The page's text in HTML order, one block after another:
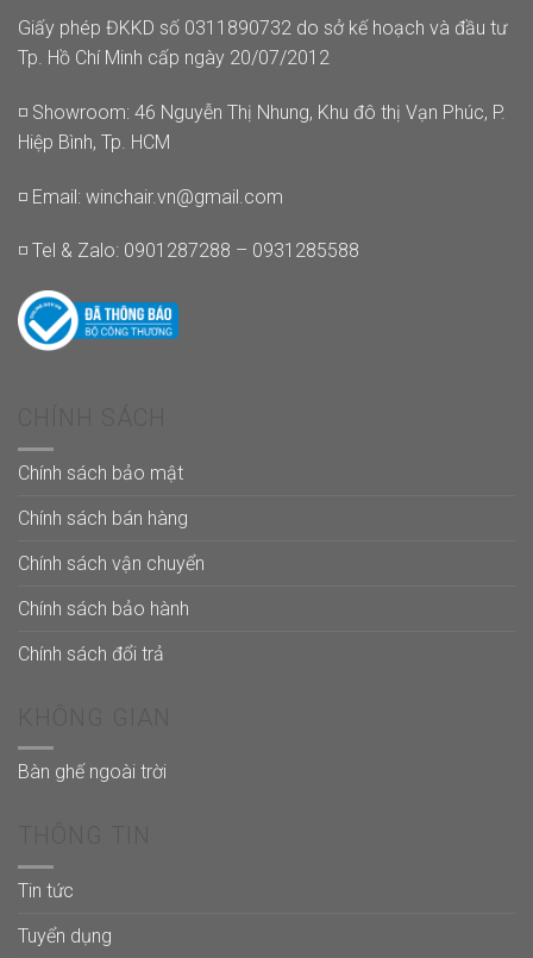
Giấy phép ĐKKD số 0311890732 do sở kế hoạch và đầu tư
Tp. Hồ Chí Minh cấp ngày 20/07/2012
◽ Showroom: 46 Nguyễn Thị Nhung, Khu đô thị Vạn Phúc, P.
Hiệp Bình, Tp. HCM
◽ Email: winchair.vn@gmail.com
◽ Tel & Zalo: 0901287288 – 0931285588
Chính sách bảo mật
Chính sách bán hàng
Chính sách vận chuyển
Chính sách bảo hành
Chính sách đổi trả
Bàn ghế ngoài trời
Tin tức
Tuyển dụng